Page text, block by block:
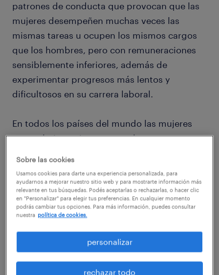
patrones de conducta que provocan que las
mujeres desempeñen muchas veces las
mismas tareas u ocupen los mismos cargos
que los hombres, pero con remuneraciones
sensiblemente inferiores, además de
experimentar progresos más lentos y
dificultosos en su carrera laboral.
En todos los países del mundo las mujeres
que trabajan a tiempo completo ganan
BID, el salario por hora de las mujeres es 18%
menor que el de los hombres. Esto en gran
medida se debe a un fenómeno de
mujeres a ocuparse en oficios menos
remunerados (docencia, enfermería…).
También las lleva a elegir trabajos con
Sobre las cookies
Usamos cookies para darte una experiencia personalizada, para
ayudarnos a mejorar nuestro sitio web y para mostrarte información más
relevante en tus búsquedas. Podés aceptarlas o rechazarlas, o hacer clic
en "Personalizar" para elegir tus preferencias. En cualquier momento
podrás cambiar tus opciones. Para más información, puedes consultar
nuestra política de cookies.
personalizar
rechazar todo